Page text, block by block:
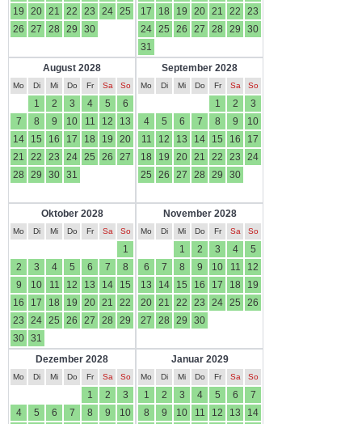
19
20 21 22 23 24 25
26
27 28 29 30
17
18 19 20 21 22
23
24 25 26 27 28 29
30
31
August 2028
Mo Di Mi Do Fr Sa So
1 2 3 4 5
6
7
8 9 10 11 12
13
14
15 16 17 18 19
20
21
22 23 24 25 26
27
28
29 30 31
September 2028
Mo Di Mi Do Fr Sa So
1 2
3
4
5 6 7 8 9
10
11
12 13 14 15 16
17
18
19 20 21 22 23
24
25
26 27 28 29 30
Oktober 2028
Mo Di Mi Do Fr Sa So
1
2
3 4 5 6 7
8
9
10 11 12 13 14
15
16
17 18 19 20 21
22
23
24 25 26 27 28
29
30 31
November 2028
Mo Di Mi Do Fr Sa So
1 2 3 4
5
6
7 8 9 10 11
12
13
14 15 16 17 18
19
20 21 22 23 24 25
26
27
28 29 30
Dezember 2028
Mo Di Mi Do Fr Sa So
1 2
3
4
5 6 7 8 9
10
Januar 2029
Mo Di Mi Do Fr Sa So
1 2 3 4 5 6
7
8
9 10 11 12 13
14